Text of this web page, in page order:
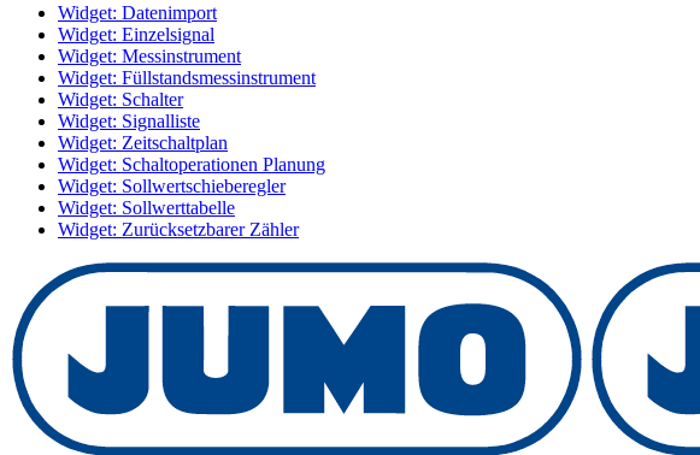
Widget: Datenimport
Widget: Einzelsignal
Widget: Messinstrument
Widget: Füllstandsmessinstrument
Widget: Schalter
Widget: Signalliste
Widget: Zeitschaltplan
Widget: Schaltoperationen Planung
Widget: Sollwertschieberegler
Widget: Sollwerttabelle
Widget: Zurücksetzbarer Zähler